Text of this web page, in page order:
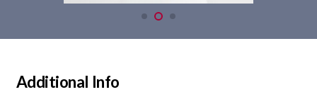
Additional Info